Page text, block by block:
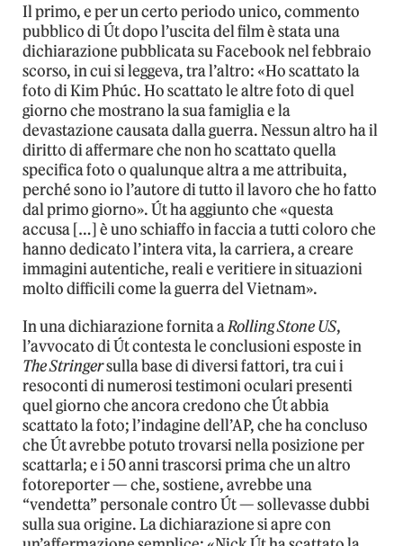
Il primo, e per un certo periodo unico, commento
pubblico di Út dopo l’uscita del film è stata una
dichiarazione pubblicata su Facebook nel febbraio
scorso, in cui si leggeva, tra l’altro: «Ho scattato la
foto di Kim Phúc. Ho scattato le altre foto di quel
giorno che mostrano la sua famiglia e la
devastazione causata dalla guerra. Nessun altro ha il
diritto di affermare che non ho scattato quella
specifica foto o qualunque altra a me attribuita,
perché sono io l’autore di tutto il lavoro che ho fatto
dal primo giorno». Út ha aggiunto che «questa
accusa […] è uno schiaffo in faccia a tutti coloro che
hanno dedicato l’intera vita, la carriera, a creare
immagini autentiche, reali e veritiere in situazioni
molto difficili come la guerra del Vietnam».
In una dichiarazione fornita aRolling Stone US,
l’avvocato di Út contesta le conclusioni esposte in
The Stringersulla base di diversi fattori, tra cui i
resoconti di numerosi testimoni oculari presenti
quel giorno che ancora credono che Út abbia
scattato la foto; l’indagine dell’AP, che ha concluso
che Út avrebbe potuto trovarsi nella posizione per
scattarla; e i 50 anni trascorsi prima che un altro
fotoreporter — che, sostiene, avrebbe una
“vendetta” personale contro Út — sollevasse dubbi
sulla sua origine. La dichiarazione si apre con